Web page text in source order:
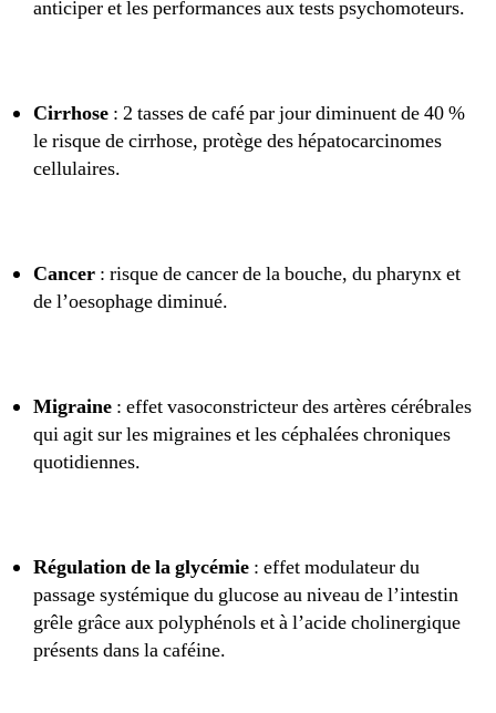
anticiper et les performances aux tests psychomoteurs.
Cirrhose : 2 tasses de café par jour diminuent de 40 %
le risque de cirrhose, protège des hépatocarcinomes
cellulaires.
Cancer : risque de cancer de la bouche, du pharynx et
de l’oesophage diminué.
Migraine : effet vasoconstricteur des artères cérébrales
qui agit sur les migraines et les céphalées chroniques
quotidiennes.
Régulation de la glycémie : effet modulateur du
passage systémique du glucose au niveau de l’intestin
grêle grâce aux polyphénols et à l’acide cholinergique
présents dans la caféine.